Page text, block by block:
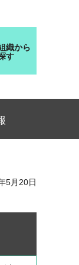
織から
す
5月20日